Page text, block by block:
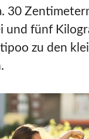
30
und fünf
zu den